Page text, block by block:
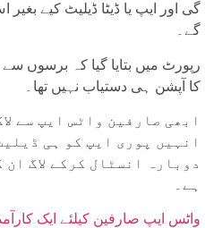
گی اور ایپ یا ڈیٹا ڈیلیٹ کیے
گے۔
رپورٹ میں بتایا گیا کہ برسوں
کا آپشن ہی دستیاب نہیں تھا۔
ابھی صارفین واٹس ایپ سے
انہیں پوری ایپ کو ہی
دوبارہ انسٹال کرکے لاگ
ہے۔
واٹس ایپ صارفین کیلئے ایک